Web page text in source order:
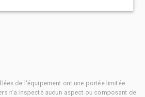
de l'équipement ont une portée limitée.
n'a inspecté aucun aspect ou composant de